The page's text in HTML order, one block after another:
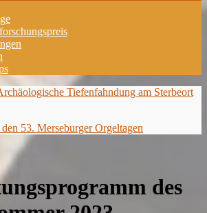
Tiefenfahndung am Sterbeort
53. Merseburger Orgeltagen
des